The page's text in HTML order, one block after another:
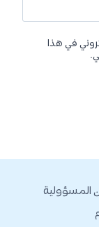
في هذا
المسؤولية